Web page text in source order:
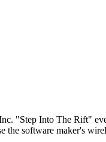
"Step Into The Rift"
the software maker's